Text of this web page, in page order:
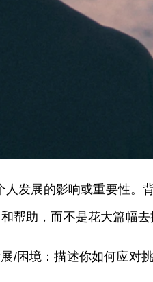
发展的影响或重要性。
帮助，而不是花大篇幅
困境：描述你如何应对